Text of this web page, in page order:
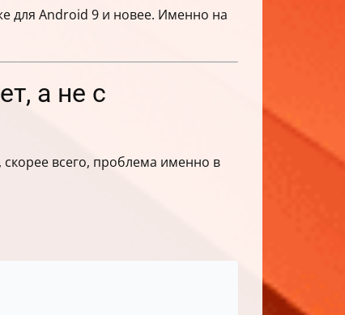
для Android 9 и новее. Именно на
а не с
всего, проблема именно в